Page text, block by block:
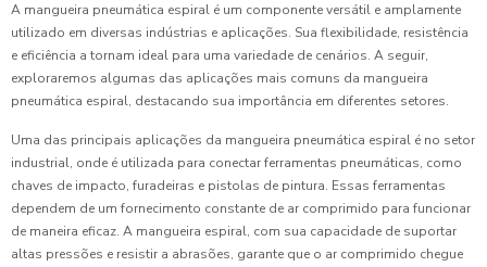
A mangueira pneumática espiral é um componente versátil e amplamente
utilizado em diversas indústrias e aplicações. Sua flexibilidade, resistência
e eficiência a tornam ideal para uma variedade de cenários. A seguir,
exploraremos algumas das aplicações mais comuns da mangueira
pneumática espiral, destacando sua importância em diferentes setores.
Uma das principais aplicações da mangueira pneumática espiral é no setor
industrial, onde é utilizada para conectar ferramentas pneumáticas, como
chaves de impacto, furadeiras e pistolas de pintura. Essas ferramentas
dependem de um fornecimento constante de ar comprimido para funcionar
de maneira eficaz. A mangueira espiral, com sua capacidade de suportar
altas pressões e resistir a abrasões, garante que o ar comprimido chegue